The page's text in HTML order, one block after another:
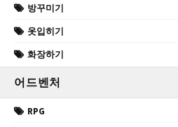
방꾸미기
옷입히기
화장하기
어드벤처
RPG